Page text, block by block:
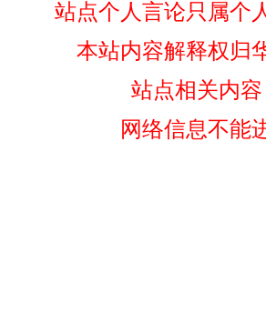
站点个人言论只属个
本站内容解释权归
站点相关内
网络信息不能